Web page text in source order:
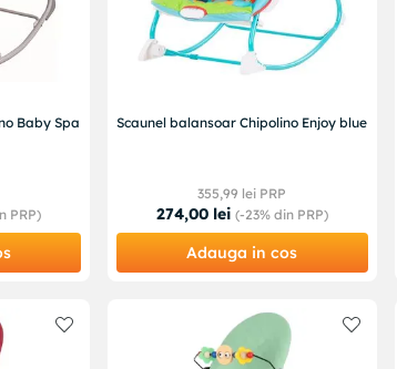
Baby Spa
PRP)
Scaunel balansoar Chipolino Enjoy blue
355,99 lei PRP
274,00 lei (-23%din PRP)
Adauga in cos